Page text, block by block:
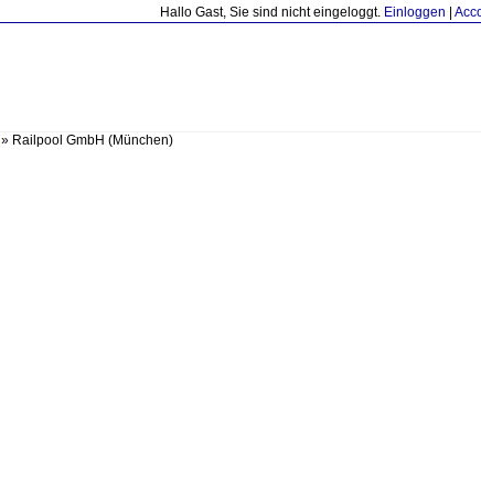
Hallo Gast, Sie sind nicht eingeloggt. Einloggen
» Railpool GmbH (München)